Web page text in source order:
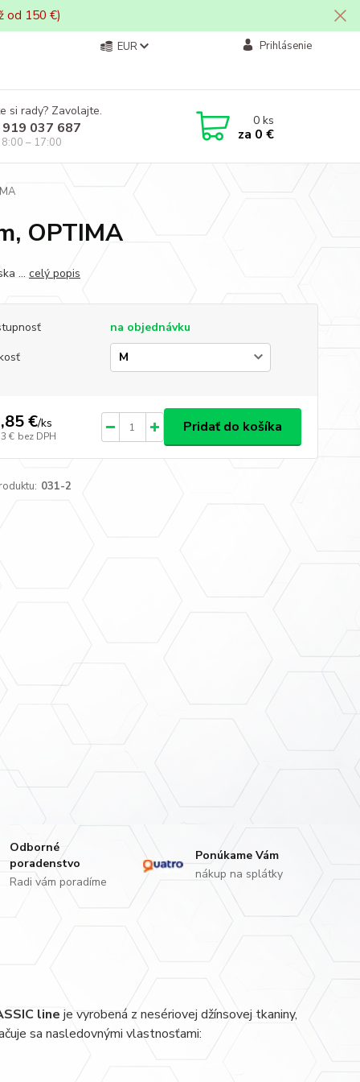
od 150 €)
EUR Prihlásenie
si rady? Zavolajte.
037 687
8:00 – 17:00
0ks
za 0 €
OPTIMA
... celý popis
na objednávku
€/ks
€ bez DPH
Pridať do košíka
031-2
Odborné
poradenstvo
Radi vám poradíme
Ponúkame Vám
nákup na splátky
line je vyrobená z nesériovej džínsovej tkaniny,
sa nasledovnými vlastnosťami: